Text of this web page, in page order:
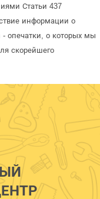
Статьи 437
информации о
- опечатки, о которых мы
скорейшего